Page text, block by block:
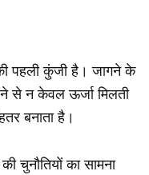
पहली कुंजी है। जागने के
से न केवल ऊर्जा मिलती
बनाता है।
चुनौतियों का सामना